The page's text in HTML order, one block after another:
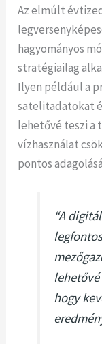
Az elmúlt
hagyományos
stratégiailag
Ilyen például a
satelitadatokat
lehetővé teszi a
vízhasználat
pontos
“A
hogy